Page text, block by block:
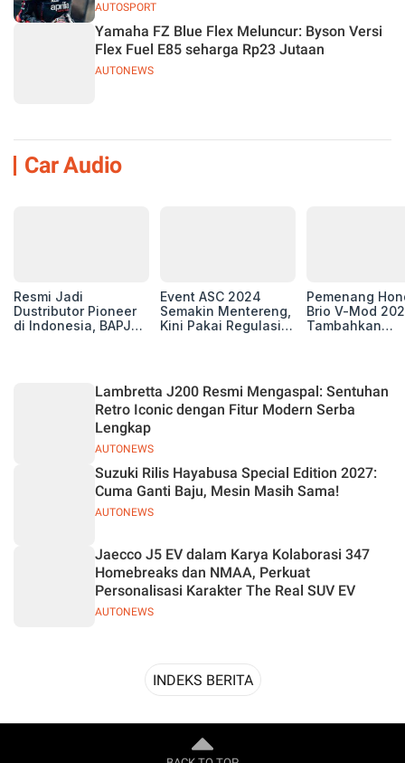
AUTOSPORT
AUTONEWS
Yamaha FZ Blue Flex Meluncur: Byson Versi
Flex Fuel E85 seharga Rp23 Jutaan
Car Audio
Resmi Jadi
Dustributor Pioneer
di Indonesia, BAPJ
Event ASC 2024
Semakin Mentereng,
Kini Pakai Regulasi
Pemenang
Brio V-Mod
Tambahkan
AUTONEWS
Lambretta J200 Resmi Mengaspal: Sentuhan
Retro Iconic dengan Fitur Modern Serba
Lengkap
AUTONEWS
Suzuki Rilis Hayabusa Special Edition 2027:
Cuma Ganti Baju, Mesin Masih Sama!
AUTONEWS
Jaecco J5 EV dalam Karya Kolaborasi 347
Homebreaks dan NMAA, Perkuat
Personalisasi Karakter The Real SUV EV
INDEKS BERITA